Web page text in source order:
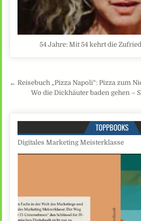
54 Jahre: Mit 54 kehrt die
Beitragsnavigation
← Reisebuch „Pizza Napoli“: Pizza zum
Wo die Dickhäuter baden gehen –
TOPPBOOKS
Digitales Marketing Meisterklasse